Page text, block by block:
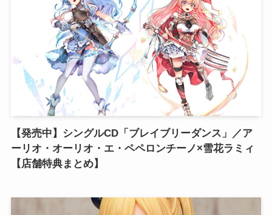
【発売中】シングルCD「ブレイブリーダンス」／ア
ーリオ・オーリオ・エ・ペペロンチーノ×雪花ラミィ
【店舗特典まとめ】